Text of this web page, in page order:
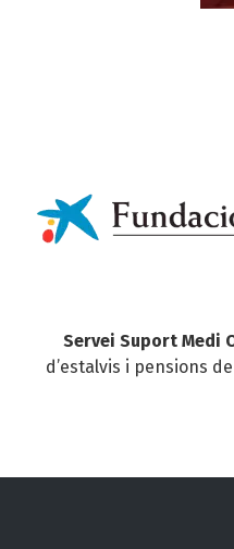
Servei Suport Medi
d’estalvis i pensions